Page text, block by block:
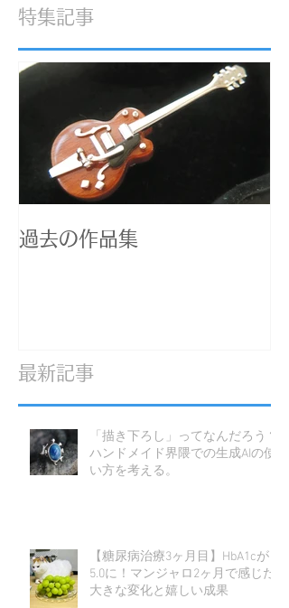
化と嬉しい成果
特集記事
過去の作品集
最新記事
「描き下ろし」ってなんだろう？
ハンドメイド界隈での生成AIの使
い方を考える。
【糖尿病治療3ヶ月目】HbA1cが
5.0に！マンジャロ2ヶ月で感じた
大きな変化と嬉しい成果